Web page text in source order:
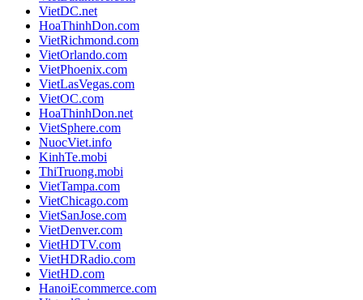
VietDC.net
HoaThinhDon.com
VietRichmond.com
VietOrlando.com
VietPhoenix.com
VietLasVegas.com
VietOC.com
HoaThinhDon.net
VietSphere.com
NuocViet.info
KinhTe.mobi
ThiTruong.mobi
VietTampa.com
VietChicago.com
VietSanJose.com
VietDenver.com
VietHDTV.com
VietHDRadio.com
VietHD.com
HanoiEcommerce.com